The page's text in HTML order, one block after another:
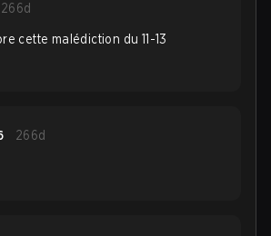
266d
cette malédiction du 11-13
266d